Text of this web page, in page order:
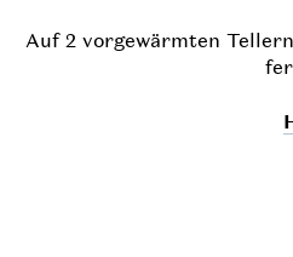
Auf 2 vorgewärmten